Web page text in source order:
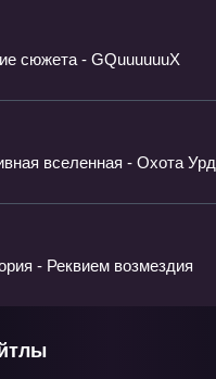
сюжета - GQuuuuuuX
вселенная - Охота Урд
- Реквием возмездия